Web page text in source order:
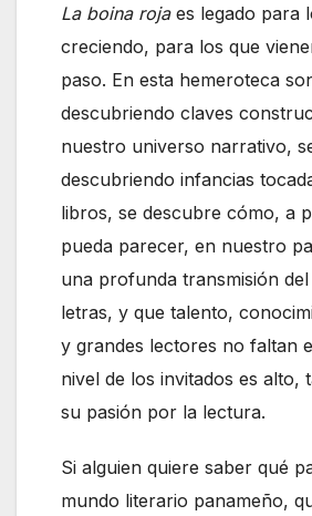
La boina rojaes legado para
creciendo, para los que
paso. En esta hemeroteca
descubriendo claves
nuestro universo narrativo,
descubriendo infancias
libros, se descubre cómo, a
pueda parecer, en nuestro
una profunda transmisión
letras, y que talento,
y grandes lectores no faltan
nivel de los invitados es alto,
su pasión por la lectura.
Si alguien quiere saber qué
mundo literario panameño,